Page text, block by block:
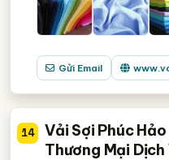
Gửi Email
14
Vải Sợi Phúc
Thương Mại Dịch